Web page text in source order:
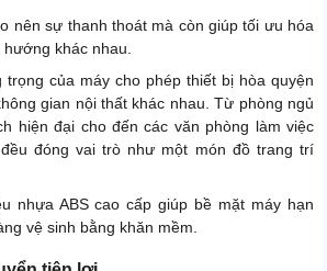
nên sự thanh thoát mà còn giúp tối ưu hóa
khác nhau.
trọng của máy cho phép thiết bị hòa quyện
gian nội thất khác nhau. Từ phòng ngủ
hiện đại cho đến các văn phòng làm việc
đóng vai trò như một món đồ trang trí
nhựa ABS cao cấp giúp bề mặt máy hạn
vệ sinh bằng khăn mềm.